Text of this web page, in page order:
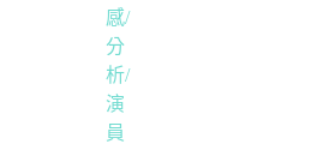
感/
分
析/
演
員